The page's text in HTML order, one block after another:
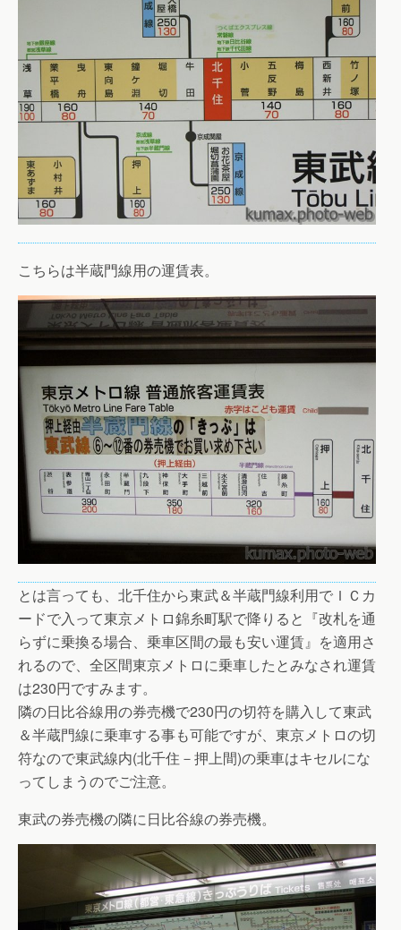
こちらは半蔵門線用の運賃表。
とは言っても、北千住から東武＆半蔵門線利用でＩＣカ
ードで入って東京メトロ錦糸町駅で降りると『改札を通
らずに乗換る場合、乗車区間の最も安い運賃』を適用さ
れるので、全区間東京メトロに乗車したとみなされ運賃
は230円ですみます。
隣の日比谷線用の券売機で230円の切符を購入して東武
＆半蔵門線に乗車する事も可能ですが、東京メトロの切
符なので東武線内(北千住－押上間)の乗車はキセルにな
ってしまうのでご注意。
東武の券売機の隣に日比谷線の券売機。